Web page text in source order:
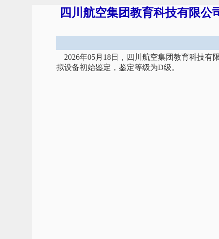
四川航空集团教育科技有限公
2026年05月18日，四川航空集团教育科技有
拟设备初始鉴定，鉴定等级为D级。